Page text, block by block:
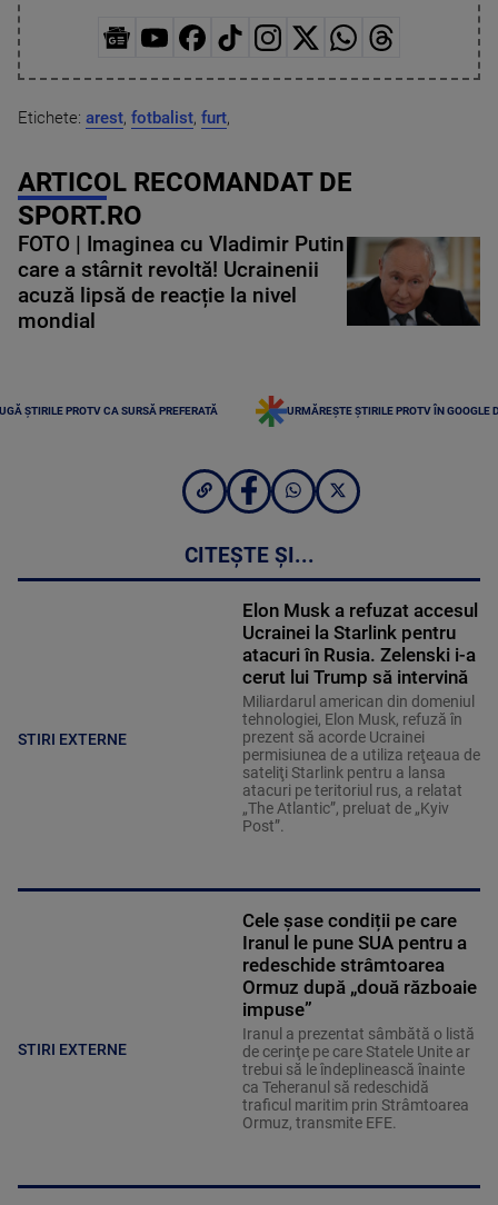
Etichete: arest, fotbalist, furt,
ARTICOL RECOMANDAT DE
SPORT.RO
FOTO | Imaginea cu Vladimir Putin
care a stârnit revoltă! Ucrainenii
acuză lipsă de reacție la nivel
mondial
ȘTIRILE PROTV CA SURSĂ PREFERATĂ URMĂREȘTE ȘTIRILE PROTV ÎN GOOGLE
CITEȘTE ȘI...
STIRI EXTERNE
Elon Musk a refuzat accesul
Ucrainei la Starlink pentru
atacuri în Rusia. Zelenski i-a
cerut lui Trump să intervină
Miliardarul american din domeniul
tehnologiei, Elon Musk, refuză în
prezent să acorde Ucrainei
permisiunea de a utiliza reţeaua de
sateliţi Starlink pentru a lansa
atacuri pe teritoriul rus, a relatat
„The Atlantic”, preluat de „Kyiv
Post”.
STIRI EXTERNE
Cele șase condiții pe care
Iranul le pune SUA pentru a
redeschide strâmtoarea
Ormuz după „două războaie
impuse”
Iranul a prezentat sâmbătă o listă
de cerinţe pe care Statele Unite ar
trebui să le îndeplinească înainte
ca Teheranul să redeschidă
traficul maritim prin Strâmtoarea
Ormuz, transmite EFE.